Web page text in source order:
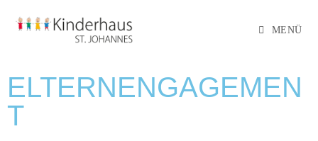
MENÜ
ELTERNENGAGEMEN
T